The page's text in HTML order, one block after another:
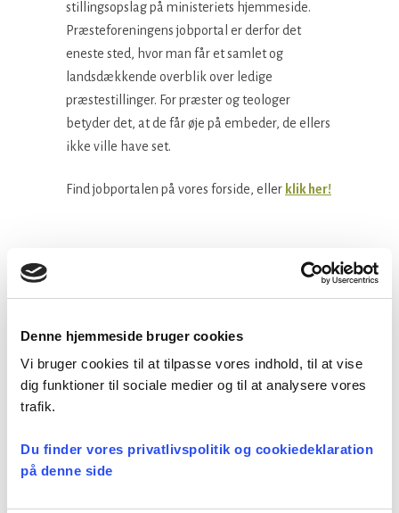
Denne hjemmeside bruger cookies
Vi bruger cookies til at tilpasse vores indhold, til at vise
dig funktioner til sociale medier og til at analysere vores
trafik.
Du finder vores privatlivspolitik og cookiedeklaration
på denne side
stillingsopslag på ministeriets hjemmeside.
Præsteforeningens jobportal er derfor det
eneste sted, hvor man får et samlet og
landsdækkende overblik over ledige
præstestillinger. For præster og teologer
betyder det, at de får øje på embeder, de ellers
ikke ville have set.
Find jobportalen på vores forside, eller klik her!
Kategorier:
Seneste nyheder
Konsulent i